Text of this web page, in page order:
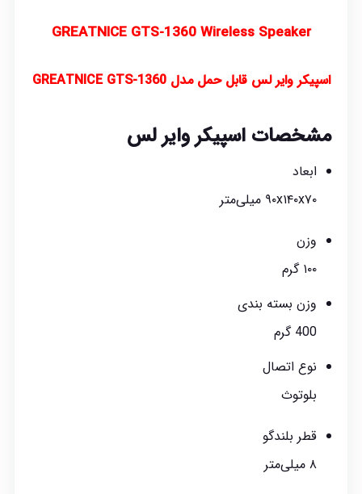
GREATNICE GTS-1360 Wireless Speaker
اسپیکر وایر لس قابل حمل مدل GREATNICE GTS-1360
مشخصات اسپیکر وایر لس
ابعاد
۹۰x۱۴۰x۷۰ میلی‌متر
وزن
۱۰۰ گرم
وزن بسته بندی
400 گرم
نوع اتصال
بلوتوث
قطر بلندگو
۸ میلی‌متر